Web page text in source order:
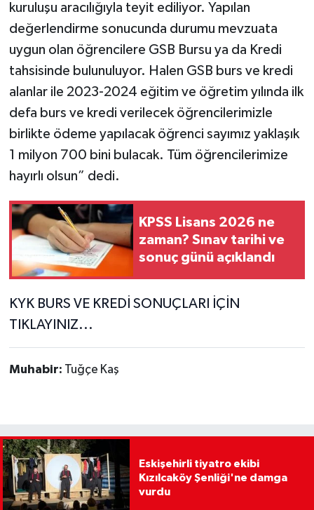
kuruluşu aracılığıyla teyit ediliyor. Yapılan
değerlendirme sonucunda durumu mevzuata
uygun olan öğrencilere GSB Bursu ya da Kredi
tahsisinde bulunuluyor. Halen GSB burs ve kredi
alanlar ile 2023-2024 eğitim ve öğretim yılında ilk
defa burs ve kredi verilecek öğrencilerimizle
birlikte ödeme yapılacak öğrenci sayımız yaklaşık
1 milyon 700 bini bulacak. Tüm öğrencilerimize
hayırlı olsun” dedi.
KPSS Lisans 2026 ne
zaman? Sınav tarihi ve
sonuç günü açıklandı
KYK BURS VE KREDİ SONUÇLARI İÇİN
TIKLAYINIZ...
Muhabir: Tuğçe Kaş
Eskişehirli tiyatro ekibi
Kızılcaköy Şenliği'ne damga
vurdu